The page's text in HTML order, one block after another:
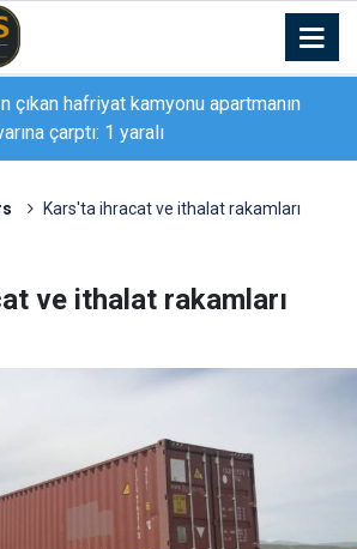
çıkan hafriyat kamyonu apartmanın
çarptı: 1 yaralı
Kars'ta ihracat ve ithalat rakamları
ve ithalat rakamları